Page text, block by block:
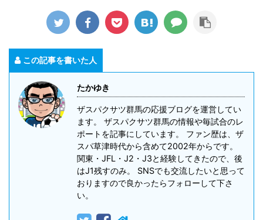
この記事を書いた人
たかゆき
ザスパクサツ群馬の応援ブログを運営してい
ます。 ザスパクサツ群馬の情報や毎試合のレ
ポートを記事にしています。 ファン歴は、ザ
スパ草津時代から含めて2002年からです。
関東・JFL・J2・J3と経験してきたので、後
はJ1残すのみ。 SNSでも交流したいと思って
おりますので良かったらフォローして下さ
い。